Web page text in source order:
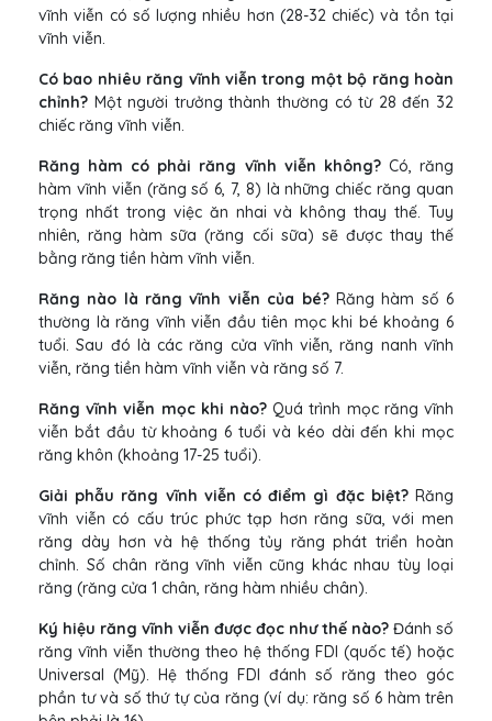
vĩnh viễn có số lượng nhiều hơn (28-32 chiếc) và tồn tại
vĩnh viễn.
Có bao nhiêu răng vĩnh viễn trong một bộ răng hoàn
chỉnh? Một người trưởng thành thường có từ 28 đến 32
chiếc răng vĩnh viễn.
Răng hàm có phải răng vĩnh viễn không?Có, răng
hàm vĩnh viễn (răng số 6, 7, 8) là những chiếc răng quan
trọng nhất trong việc ăn nhai và không thay thế. Tuy
nhiên, răng hàm sữa (răng cối sữa) sẽ được thay thế
bằng răng tiền hàm vĩnh viễn.
Răng nào là răng vĩnh viễn của bé? Răng hàm số 6
thường là răng vĩnh viễn đầu tiên mọc khi bé khoảng 6
tuổi. Sau đó là các răng cửa vĩnh viễn, răng nanh vĩnh
viễn, răng tiền hàm vĩnh viễn và răng số 7.
Răng vĩnh viễn mọc khi nào? Quá trình mọc răng vĩnh
viễn bắt đầu từ khoảng 6 tuổi và kéo dài đến khi mọc
răng khôn (khoảng 17-25 tuổi).
Giải phẫu răng vĩnh viễn có điểm gì đặc biệt? Răng
vĩnh viễn có cấu trúc phức tạp hơn răng sữa, với men
răng dày hơn và hệ thống tủy răng phát triển hoàn
chỉnh. Số chân răng vĩnh viễn cũng khác nhau tùy loại
răng (răng cửa 1 chân, răng hàm nhiều chân).
Ký hiệu răng vĩnh viễn được đọc như thế nào? Đánh số
răng vĩnh viễn thường theo hệ thống FDI (quốc tế) hoặc
Universal (Mỹ). Hệ thống FDI đánh số răng theo góc
phần tư và số thứ tự của răng (ví dụ: răng số 6 hàm trên